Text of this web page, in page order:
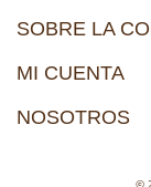
SOBRE LA
MI CUENTA
NOSOTROS
©